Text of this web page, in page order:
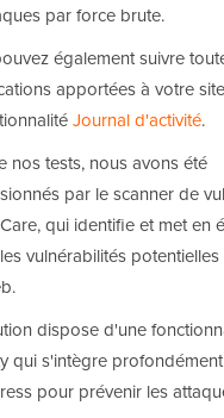
par force brute.
également suivre
apportées à votre
Journal d'activité.
nos tests, nous avons été
par le scanner de
qui identifie et met en
vulnérabilités
dispose d'une
qui s'intègre
pour prévenir les